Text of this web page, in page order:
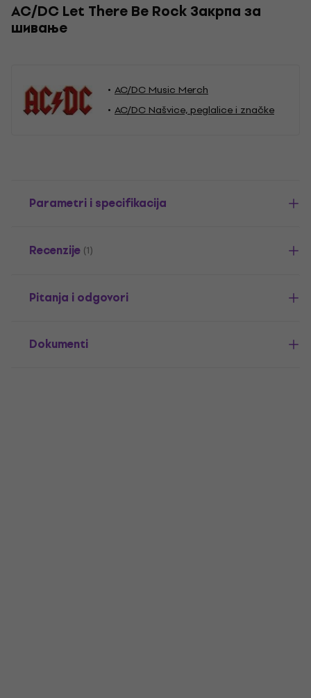
AC/DC Let There Be Rock Закрпа за
шивање
AC/DC Music Merch
AC/DC Našvice, peglalice i značke
Parametri i specifikacija
Recenzije (1)
Pitanja i odgovori
Dokumenti